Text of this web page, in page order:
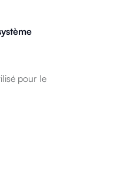
pour le